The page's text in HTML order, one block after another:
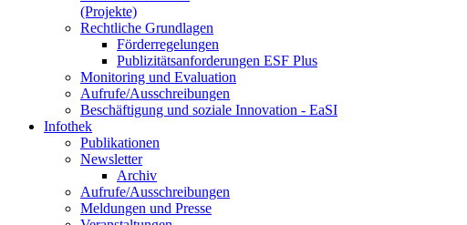
(Pro­jek­te)
Recht­li­che Grund­la­gen
För­der­re­ge­lun­gen
Pu­bli­zi­täts­an­for­de­run­gen ESF Plus
Mo­ni­to­ring und Eva­lua­ti­on
Auf­ru­fe/Aus­schrei­bun­gen
Be­schäf­ti­gung und so­zia­le In­no­va­ti­on - Ea­SI
In­fo­thek
Pu­bli­ka­tio­nen
Newslet­ter
Ar­chiv
Auf­ru­fe/Aus­schrei­bun­gen
Mel­dun­gen und Pres­se